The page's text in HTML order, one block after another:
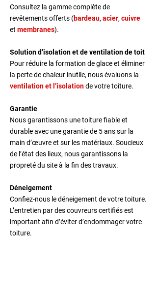
Consultez la gamme complète de
revêtements offerts (bardeau, acier, cuivre
et membranes).
Solution d’isolation et de ventilation de toit
Pour réduire la formation de glace et éliminer
la perte de chaleur inutile, nous évaluons la
ventilation et l’isolationde votre toiture.
Garantie
Nous garantissons une toiture fiable et
durable avec une garantie de 5 ans sur la
main d’œuvre et sur les matériaux. Soucieux
de l’état des lieux, nous garantissons la
propreté du site à la fin des travaux.
Déneigement
Confiez-nous le déneigement de votre toiture.
L’entretien par des couvreurs certifiés est
important afin d’éviter d’endommager votre
toiture.